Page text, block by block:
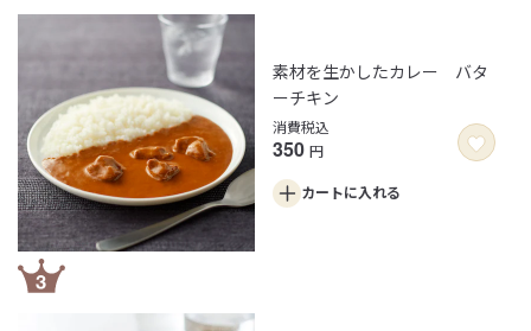
素材を生かしたカレー バタ
ーチキン
消費税込
350 円
カートに入れる